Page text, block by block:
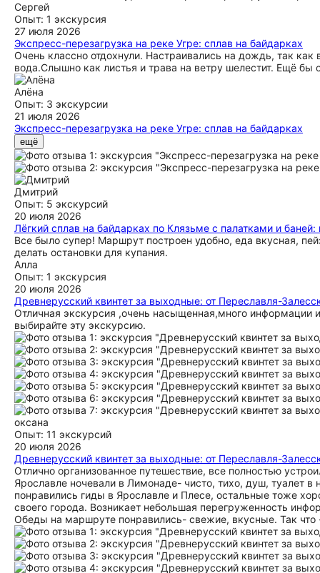
Сергей
Опыт: 1 экскурсия
27 июля 2026
Экспресс-перезагрузка на реке Угре: сплав на байдарках
Очень классно отдохнули. Настраивались на дождь, так
вода.Слышно как листья и трава на ветру шелестит. Ещё бы
Алёна
Опыт: 3 экскурсии
21 июля 2026
Экспресс-перезагрузка на реке Угре: сплав на байдарках
Задача была разгрузить голову от тяжелой рабочей
Алексей был очень внимателен, заботлив, всегда помогал,
чисто, уютно, удобные подушки, матрасы. Очень вкусный
домашним компотом! Плыли неторопясь, в спокойном
Песчаные пляжи, чистая река, очень мало людей, что
точку сплава на открытых машинах, что очень порадовало
кроватке, а не в палатке. Искренне рекомендую и желаю
ещё
Дмитрий
Опыт: 5 экскурсий
20 июля 2026
Лёгкий сплав на байдарках по Клязьме с палатками и
Все было супер! Маршрут построен удобно, еда вкусная,
делать остановки для купания.
Алла
Опыт: 1 экскурсия
20 июля 2026
Древнерусский квинтет за выходные: от Переславля-
Отличная экскурсия ,очень насыщенная,много информации
выбирайте эту экскурсию.
оксана
Опыт: 11 экскурсий
20 июля 2026
Древнерусский квинтет за выходные: от Переславля-
Отлично организованное путешествие, все полностью
Ярославле ночевали в Лимонаде- чисто, тихо, душ, туалет
понравились гиды в Ярославле и Плесе, остальные тоже
своего города. Возникает небольшая перегруженность
Обеды на маршруте понравились- свежие, вкусные. Так что